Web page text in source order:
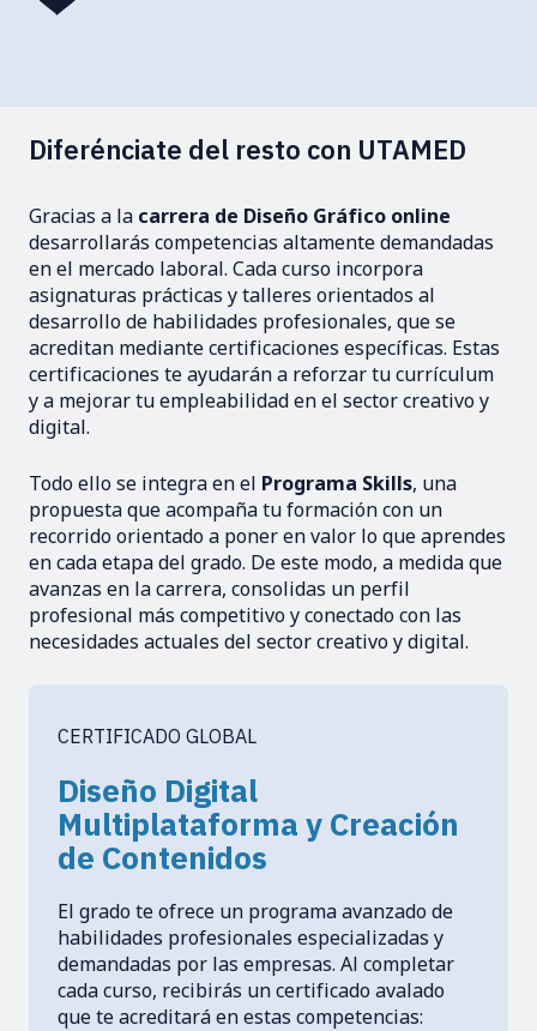
Diferénciate del resto con UTAMED
Gracias a la carrera de Diseño Gráfico online
desarrollarás competencias altamente demandadas
en el mercado laboral. Cada curso incorpora
asignaturas prácticas y talleres orientados al
desarrollo de habilidades profesionales, que se
acreditan mediante certificaciones específicas. Estas
certificaciones te ayudarán a reforzar tu currículum
y a mejorar tu empleabilidad en el sector creativo y
digital.
Todo ello se integra en el Programa Skills, una
propuesta que acompaña tu formación con un
recorrido orientado a poner en valor lo que aprendes
en cada etapa del grado. De este modo, a medida que
avanzas en la carrera, consolidas un perfil
profesional más competitivo y conectado con las
necesidades actuales del sector creativo y digital.
CERTIFICADO GLOBAL
Diseño Digital
Multiplataforma y Creación
de Contenidos
El grado te ofrece un programa avanzado de
habilidades profesionales especializadas y
demandadas por las empresas. Al completar
cada curso, recibirás un certificado avalado
que te acreditará en estas competencias: